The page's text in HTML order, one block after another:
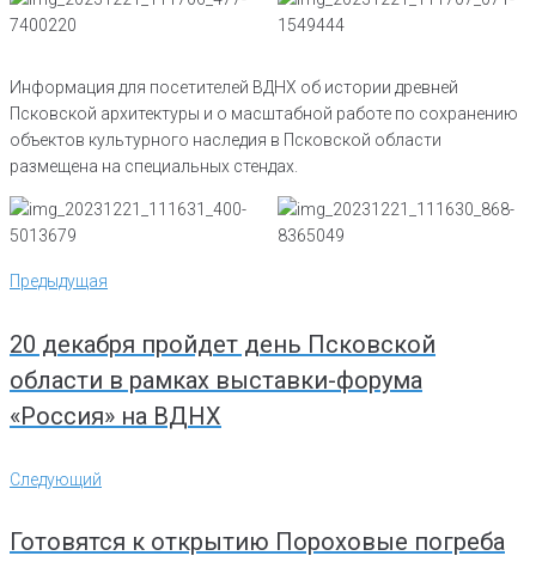
Информация для посетителей ВДНХ об истории древней
Псковской архитектуры и о масштабной работе по сохранению
объектов культурного наследия в Псковской области
размещена на специальных стендах.
Навигация
по
Предыдущая
Предыдущая
20 декабря пройдет день Псковской
области в рамках выставки-форума
«Россия» на ВДНХ
Следующий
Следующий
Готовятся к открытию Пороховые погреба